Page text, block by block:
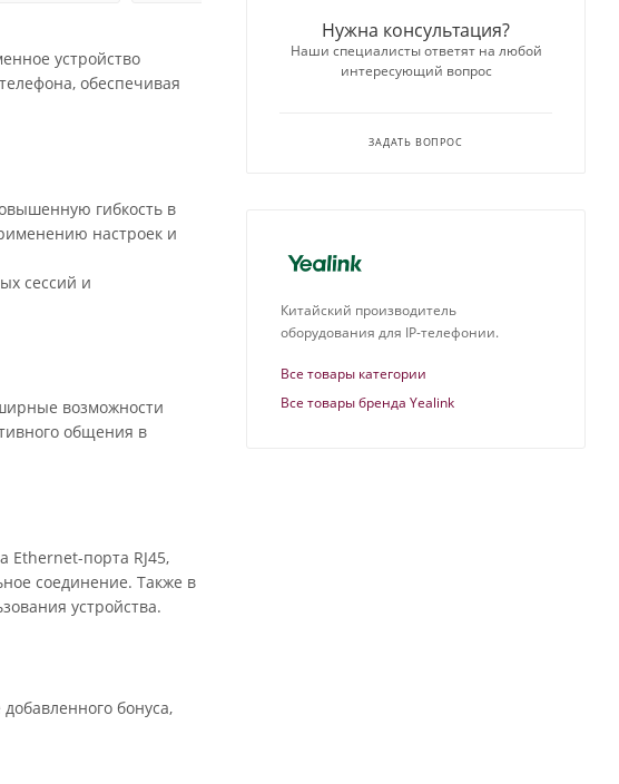
устройство
обеспечивая
гибкость в
настроек и
сессий и
возможности
общения в
Ethernet-порта RJ45,
соединение. Также в
устройства.
бонуса,
Китайский производитель
оборудования для IP-телефонии.
Все товары категории
Все товары бренда Yealink
Нужна консультация?
Наши специалисты ответят на любой
интересующий вопрос
ЗАДАТЬ ВОПРОС